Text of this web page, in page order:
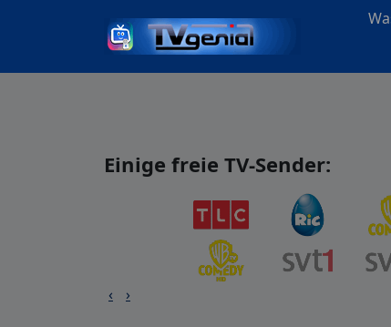
Einige freie TV-Sender:
‹ ›